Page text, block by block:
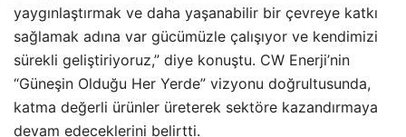
yaygınlaştırmak ve daha yaşanabilir bir çevreye katkı
sağlamak adına var gücümüzle çalışıyor ve kendimizi
sürekli geliştiriyoruz,” diye konuştu. CW Enerji’nin
“Güneşin Olduğu Her Yerde” vizyonu doğrultusunda,
katma değerli ürünler üreterek sektöre kazandırmaya
devam edeceklerini belirtti.